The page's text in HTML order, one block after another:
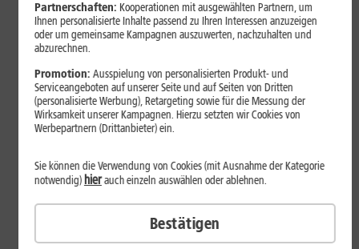
Bestenliste
Smartphones mit langer
Akkulaufzeit 2026: Diese Modelle
halten im Alltag besonders lange
durch
Smartphones mit langer Akkulaufzeit sind 2026 gefragter denn
je. Der Artikel zeigt Modelle, die besonders lange durchhalten,
erklärt die wichtigsten Einflussfaktoren und vergleicht Geräte mit
Partnerschaften: Kooperationen mit ausgewählten Partnern, um
Ihnen personalisierte Inhalte passend zu Ihren Interessen anzuzeigen
oder um gemeinsame Kampagnen auszuwerten, nachzuhalten und
abzurechnen.
Promotion: Ausspielung von personalisierten Produkt- und
Serviceangeboten auf unserer Seite und auf Seiten von Dritten
(personalisierte Werbung), Retargeting sowie für die Messung der
Wirksamkeit unserer Kampagnen. Hierzu setzten wir Cookies von
Werbepartnern (Drittanbieter) ein.
Sie können die Verwendung von Cookies (mit Ausnahme der Kategorie
notwendig) hierauch einzeln auswählen oder ablehnen.
Bestätigen